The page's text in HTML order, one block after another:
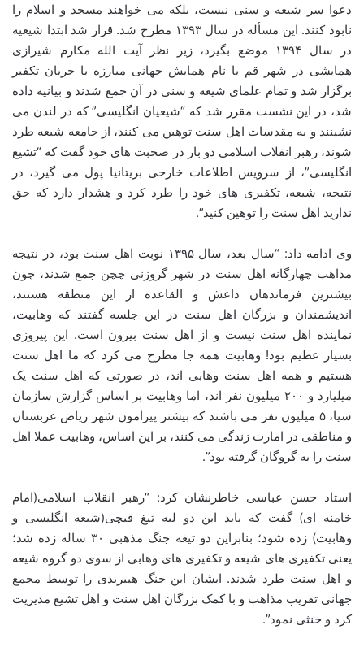
دعوا سر شیعه و سنی نیست، بلکه می خواهند مسجد و اسلام را
نابود کنند. این مسأله در سال ۱۳۹۳ مطرح شد. قرار شد ابتدا شیعیه
در سال ۱۳۹۴ موضع بگیرد، زیر نظر آیت الله مکارم شیرازی
همایشی در شهر قم با نام همایش جهانی مبارزه با جریان تکفیر
برگزار شد و تمام علمای شیعه و سنی در آن جمع شدند و بیانیه داده
شد، در این نشست مقرر شد که “شیعیان انگلیسی” که در لندن می
نشینند و به مقدسات اهل سنت توهین می کنند، از جامعه شیعه طرد
شوند، رهبر انقلاب اسلامی دو بار در صحبت های خود گفت که “تشیع
انگلیسی”، از سرویس اطلاعات خارجی بریتانیا پول می گیرد، در
نتیجه، شیعه، تکفیری های خود را طرد کرد و هشدار دارد که حق
ندارید اهل سنت را توهین کنید”.
وی ادامه داد: “سال بعد، سال ۱۳۹۵ نوبت اهل سنت بود، در نتیجه
مذاهب چهارگانه اهل سنت در شهر گروزنی چچن جمع شدند، چون
بیشترین فرماندهان داعش و القاعده از این منطقه هستند،
اندیشمندان و بزرگان اهل سنت در این جلسه گفتند که وهابیت،
نماینده اهل سنت نیست و از اهل سنت بیرون است. این پیروزی
بسیار عظیم بود! وهابیت همه جا مطرح می کرد که ما اهل سنت
هستیم و همه اهل سنت وهابی اند، در صورتی که اهل سنت یک
میلیارد و ۲۰۰ میلیون نفر اند، اما وهابیت بر اساس گزارش سازمان
سیا، ۵ میلیون نفر می باشند که بیشتر پیرامون شهر ریاض عربستان
و مناطقی در امارت زندگی می کنند، بر این اساس، وهابیت عملا اهل
سنت را به گروگان گرفته بود”.
استاد حسن عباسی خاطرنشان کرد: “رهبر انقلاب اسلامی(امام
خامنه ای) گفت که باید این دو لبه تیغ قیچی(شیعه انگلیسی و
وهابیت) زده شود؛ بنابراین دو تیغه جنگ مذهبی ۳۰ ساله زده شد؛
یعنی تکفیری های شیعه و تکفیری های وهابی از سوی دو گروه شیعه
و اهل سنت طرد شدند. ایشان این جنگ هیبریدی را توسط مجمع
جهانی تقریب مذاهب و با کمک بزرگان اهل سنت و اهل تشیع مدیریت
کرد و خنثی نمود”.